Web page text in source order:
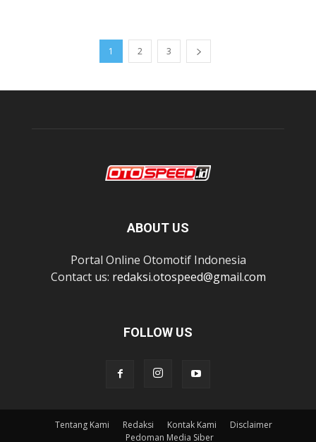
1 2 3
ABOUT US
Portal Online Otomotif Indonesia
Contact us: redaksi.otospeed@gmail.com
FOLLOW US
Tentang Kami Redaksi Kontak Kami
Disclaimer
Pedoman Media Siber